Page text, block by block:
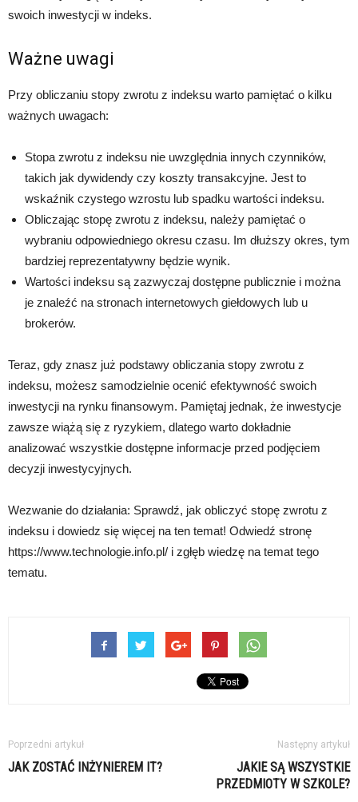
swoich inwestycji w indeks.
Ważne uwagi
Przy obliczaniu stopy zwrotu z indeksu warto pamiętać o kilku
ważnych uwagach:
Stopa zwrotu z indeksu nie uwzględnia innych czynników,
takich jak dywidendy czy koszty transakcyjne. Jest to
wskaźnik czystego wzrostu lub spadku wartości indeksu.
Obliczając stopę zwrotu z indeksu, należy pamiętać o
wybraniu odpowiedniego okresu czasu. Im dłuższy okres, tym
bardziej reprezentatywny będzie wynik.
Wartości indeksu są zazwyczaj dostępne publicznie i można
je znaleźć na stronach internetowych giełdowych lub u
brokerów.
Teraz, gdy znasz już podstawy obliczania stopy zwrotu z
indeksu, możesz samodzielnie ocenić efektywność swoich
inwestycji na rynku finansowym. Pamiętaj jednak, że inwestycje
zawsze wiążą się z ryzykiem, dlatego warto dokładnie
analizować wszystkie dostępne informacje przed podjęciem
decyzji inwestycyjnych.
Wezwanie do działania: Sprawdź, jak obliczyć stopę zwrotu z
indeksu i dowiedz się więcej na ten temat! Odwiedź stronę
https://www.technologie.info.pl/ i zgłęb wiedzę na temat tego
tematu.
Poprzedni artykuł
JAK ZOSTAĆ INŻYNIEREM IT?
Następny artykuł
JAKIE SĄ WSZYSTKIE
PRZEDMIOTY W SZKOLE?